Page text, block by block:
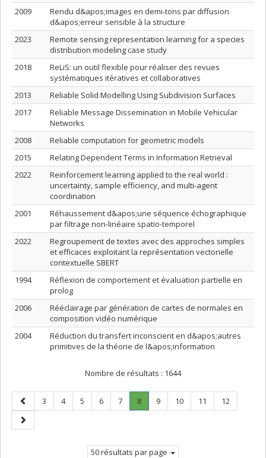
2009
Rendu d&apos;images en demi-tons par diffusion
d&apos;erreur sensible à la structure
2023
Remote sensing representation learning for a species
distribution modeling case study
2018
ReLiS: un outil flexible pour réaliser des revues
systématiques itératives et collaboratives
2013
Reliable Solid Modelling Using Subdivision Surfaces
2017
Reliable Message Dissemination in Mobile Vehicular
Networks
2008
Reliable computation for geometric models
2015
Relating Dependent Terms in Information Retrieval
2022
Reinforcement learning applied to the real world :
uncertainty, sample efficiency, and multi-agent
coordination
2001
Réhaussement d&apos;une séquence échographique
par filtrage non-linéaire spatio-temporel
2022
Regroupement de textes avec des approches simples
et efficaces exploitant la représentation vectorielle
contextuelle SBERT
1994
Réflexion de comportement et évaluation partielle en
prolog
2006
Rééclairage par génération de cartes de normales en
composition vidéo numérique
2004
Réduction du transfert inconscient en d&apos;autres
primitives de la théorie de l&apos;information
Nombre de résultats : 1644
Page
précédente
Page
3 Page
4 Page
5 Page
6 Page
7 Page
8.
Page
Page
9 Page
10 Page
11 Page
12
Page
suivante
50 résultats par page